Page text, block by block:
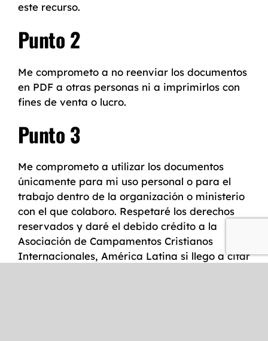
este recurso.
Punto 2
Me comprometo a no reenviar los documentos
en PDF a otras personas ni a imprimirlos con
fines de venta o lucro.
Punto 3
Me comprometo a utilizar los documentos
únicamente para mi uso personal o para el
trabajo dentro de la organización o ministerio
con el que colaboro. Respetaré los derechos
reservados y daré el debido crédito a la
Asociación de Campamentos Cristianos
Internacionales, América Latina si llego a citar